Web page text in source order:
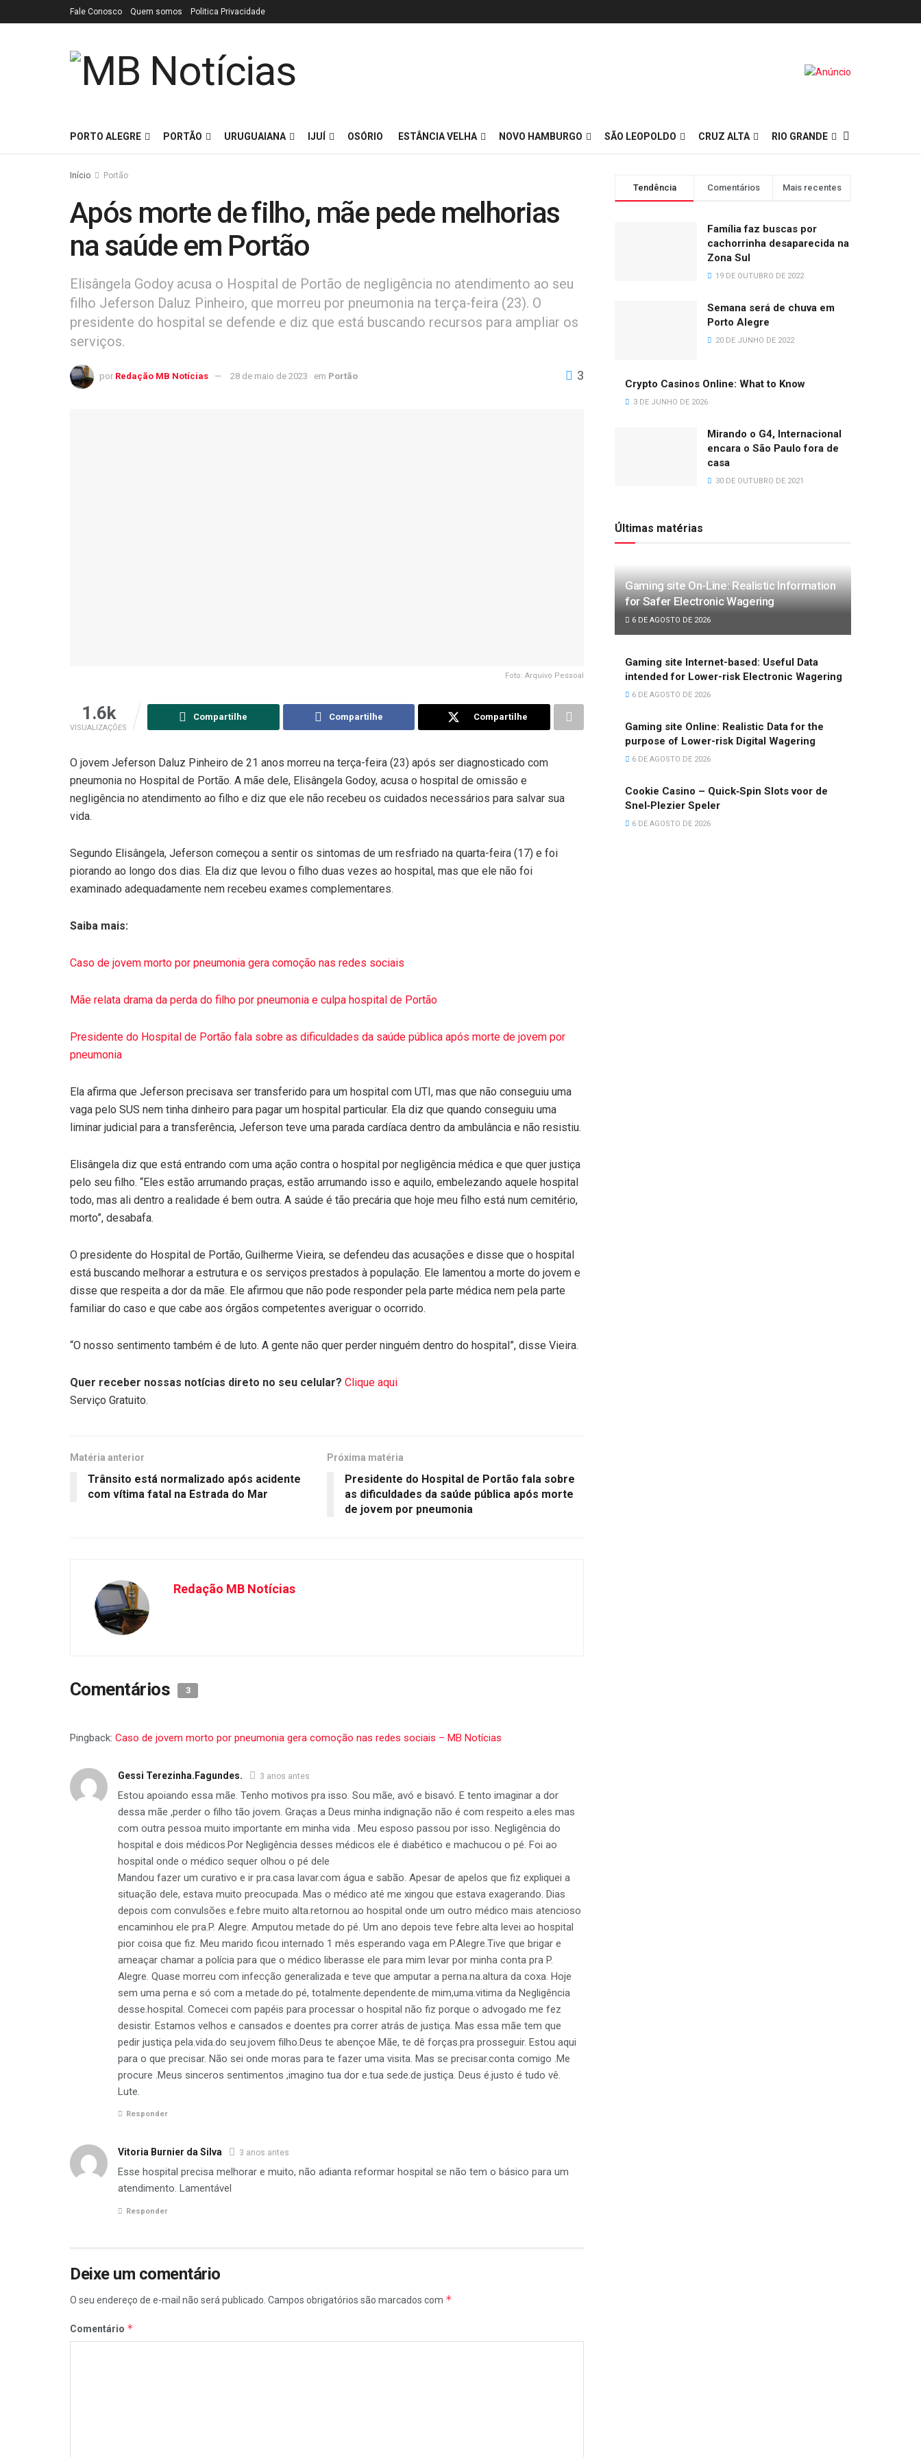
Fale Conosco Quem somos Politica Privacidade
PORTO ALEGRE PORTÃO URUGUAIANA IJUÍ OSÓRIO ESTÂNCIA VELHA NOVO HAMBURGO SÃO LEOPOLDO CRUZ ALTA RIO GRANDE
Início Portão
Após morte de filho, mãe pede melhorias
na saúde em Portão
Elisângela Godoy acusa o Hospital de Portão de negligência no atendimento ao seu
filho Jeferson Daluz Pinheiro, que morreu por pneumonia na terça-feira (23). O
presidente do hospital se defende e diz que está buscando recursos para ampliar os
serviços.
por Redação MB Notícias 28 de maio de 2023 em Portão 3
Foto: Arquivo Pessoal
1.6k
VISUALIZAÇÕES
Compartilhe Compartilhe Compartilhe
O jovem Jeferson Daluz Pinheiro de 21 anos morreu na terça-feira (23) após ser diagnosticado com
pneumonia no Hospital de Portão. A mãe dele, Elisângela Godoy, acusa o hospital de omissão e
negligência no atendimento ao filho e diz que ele não recebeu os cuidados necessários para salvar sua
vida.
Segundo Elisângela, Jeferson começou a sentir os sintomas de um resfriado na quarta-feira (17) e foi
piorando ao longo dos dias. Ela diz que levou o filho duas vezes ao hospital, mas que ele não foi
examinado adequadamente nem recebeu exames complementares.
Saiba mais:
Caso de jovem morto por pneumonia gera comoção nas redes sociais
Mãe relata drama da perda do filho por pneumonia e culpa hospital de Portão
Presidente do Hospital de Portão fala sobre as dificuldades da saúde pública após morte de jovem por
pneumonia
Ela afirma que Jeferson precisava ser transferido para um hospital com UTI, mas que não conseguiu uma
vaga pelo SUS nem tinha dinheiro para pagar um hospital particular. Ela diz que quando conseguiu uma
liminar judicial para a transferência, Jeferson teve uma parada cardíaca dentro da ambulância e não resistiu.
Elisângela diz que está entrando com uma ação contra o hospital por negligência médica e que quer justiça
pelo seu filho. “Eles estão arrumando praças, estão arrumando isso e aquilo, embelezando aquele hospital
todo, mas ali dentro a realidade é bem outra. A saúde é tão precária que hoje meu filho está num cemitério,
morto”, desabafa.
O presidente do Hospital de Portão, Guilherme Vieira, se defendeu das acusações e disse que o hospital
está buscando melhorar a estrutura e os serviços prestados à população. Ele lamentou a morte do jovem e
disse que respeita a dor da mãe. Ele afirmou que não pode responder pela parte médica nem pela parte
familiar do caso e que cabe aos órgãos competentes averiguar o ocorrido.
“O nosso sentimento também é de luto. A gente não quer perder ninguém dentro do hospital”, disse Vieira.
Quer receber nossas notícias direto no seu celular? Clique aqui
Serviço Gratuito.
Matéria anterior
Trânsito está normalizado após acidente
com vítima fatal na Estrada do Mar
Próxima matéria
Presidente do Hospital de Portão fala sobre
as dificuldades da saúde pública após morte
de jovem por pneumonia
Redação MB Notícias
Comentários 3
Pingback: Caso de jovem morto por pneumonia gera comoção nas redes sociais – MB Notícias
Gessi Terezinha.Fagundes. 3 anos antes
Estou apoiando essa mãe. Tenho motivos pra isso. Sou mãe, avó e bisavó. E tento imaginar a dor
dessa mãe ,perder o filho tão jovem. Graças a Deus minha indignação não é com respeito a.eles mas
com outra pessoa muito importante em minha vida . Meu esposo passou por isso. Negligência do
hospital e dois médicos.Por Negligência desses médicos ele é diabético e machucou o pé. Foi ao
hospital onde o médico sequer olhou o pé dele
Mandou fazer um curativo e ir pra.casa lavar.com água e sabão. Apesar de apelos que fiz expliquei a
situação dele, estava muito preocupada. Mas o médico até me xingou que estava exagerando. Dias
depois com convulsões e.febre muito alta.retornou ao hospital onde um outro médico mais atencioso
encaminhou ele pra.P. Alegre. Amputou metade do pé. Um ano depois teve febre.alta levei ao hospital
pior coisa que fiz. Meu marido ficou internado 1 mês esperando vaga em P.Alegre.Tive que brigar e
ameaçar chamar a polícia para que o médico liberasse ele para mim levar por minha conta pra P.
Alegre. Quase morreu com infecção generalizada e teve que amputar a perna.na.altura da coxa. Hoje
sem uma perna e só com a metade.do pé, totalmente.dependente.de mim,uma.vitima da Negligência
desse.hospital. Comecei com papéis para processar o hospital não fiz porque o advogado me fez
desistir. Estamos velhos e cansados e doentes pra correr atrás de justiça. Mas essa mãe tem que
pedir justiça pela.vida.do seu.jovem filho.Deus te abençoe Mãe, te dê forças.pra prosseguir. Estou aqui
para o que precisar. Não sei onde moras para te fazer uma visita. Mas se precisar.conta comigo .Me
procure .Meus sinceros sentimentos ,imagino tua dor e.tua sede.de justiça. Deus é.justo é tudo vê.
Lute.
Responder
Vitoria Burnier da Silva 3 anos antes
Esse hospital precisa melhorar e muito, não adianta reformar hospital se não tem o básico para um
atendimento. Lamentável
Responder
Deixe um comentário
O seu endereço de e-mail não será publicado. Campos obrigatórios são marcados com *
Comentário *
Tendência Comentários Mais recentes
Família faz buscas por
cachorrinha desaparecida na
Zona Sul
19 DE OUTUBRO DE 2022
Semana será de chuva em
Porto Alegre
20 DE JUNHO DE 2022
Crypto Casinos Online: What to Know
3 DE JUNHO DE 2026
Mirando o G4, Internacional
encara o São Paulo fora de
casa
30 DE OUTUBRO DE 2021
Últimas matérias
Gaming site On-Line: Realistic Information
for Safer Electronic Wagering
6 DE AGOSTO DE 2026
Gaming site Internet-based: Useful Data
intended for Lower-risk Electronic Wagering
6 DE AGOSTO DE 2026
Gaming site Online: Realistic Data for the
purpose of Lower-risk Digital Wagering
6 DE AGOSTO DE 2026
Cookie Casino – Quick‑Spin Slots voor de
Snel‑Plezier Speler
6 DE AGOSTO DE 2026